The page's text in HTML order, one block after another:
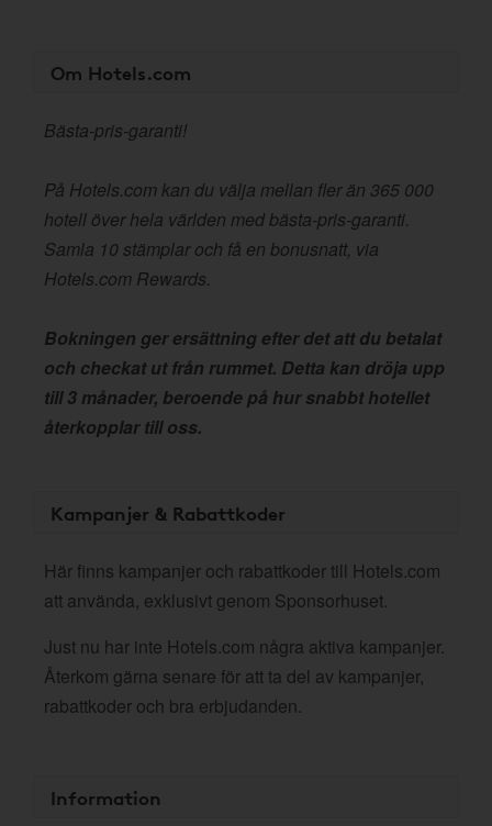
Om Hotels.com
Bästa-pris-garanti!
På Hotels.com kan du välja mellan fler än 365 000
hotell över hela världen med bästa-pris-garanti.
Samla 10 stämplar och få en bonusnatt, via
Hotels.com Rewards.
Bokningen ger ersättning efter det att du betalat
och checkat ut från rummet. Detta kan dröja upp
till 3 månader, beroende på hur snabbt hotellet
återkopplar till oss.
Kampanjer & Rabattkoder
Här finns kampanjer och rabattkoder till Hotels.com
att använda, exklusivt genom Sponsorhuset.
Just nu har inte Hotels.com några aktiva kampanjer.
Återkom gärna senare för att ta del av kampanjer,
rabattkoder och bra erbjudanden.
Information